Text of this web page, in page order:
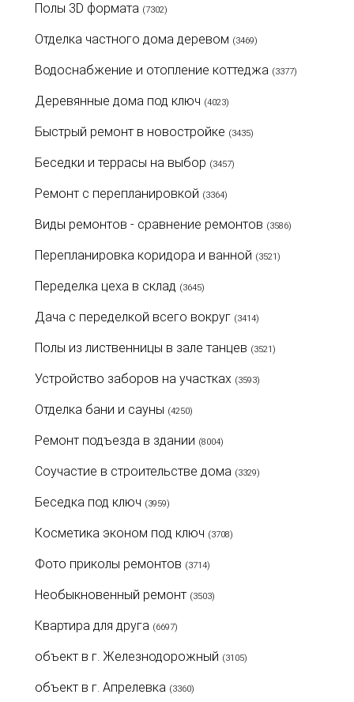
Полы 3D формата (7302)
Отделка частного дома деревом (3469)
Водоснабжение и отопление коттеджа (3377)
Деревянные дома под ключ (4023)
Быстрый ремонт в новостройке (3435)
Беседки и террасы на выбор (3457)
Ремонт с перепланировкой (3364)
Виды ремонтов - сравнение ремонтов (3586)
Перепланировка коридора и ванной (3521)
Переделка цеха в склад (3645)
Дача с переделкой всего вокруг (3414)
Полы из лиственницы в зале танцев (3521)
Устройство заборов на участках (3593)
Отделка бани и сауны (4250)
Ремонт подъезда в здании (8004)
Соучастие в строительстве дома (3329)
Беседка под ключ (3959)
Косметика эконом под ключ (3708)
Фото приколы ремонтов (3714)
Необыкновенный ремонт (3503)
Квартира для друга (6697)
объект в г. Железнодорожный (3105)
объект в г. Апрелевка (3360)